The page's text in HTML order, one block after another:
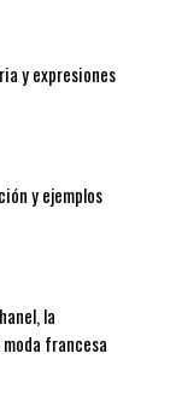
y expresiones
y ejemplos
la
francesa